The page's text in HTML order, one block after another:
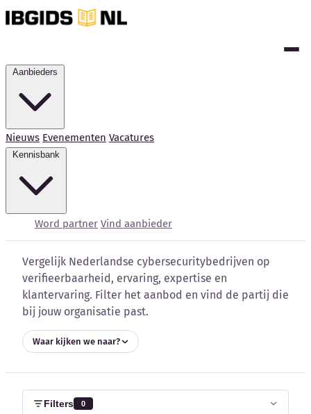
Nieuws Evenementen Vacatures
Word partner Vind aanbieder
Kennisbank
Blog
Externe bronnen
vergelijken
Vergelijk Nederlandse cybersecuritybedrijven op
verifieerbaarheid, ervaring, expertise en
klantervaring. Filter het aanbod en vind de partij die
bij jouw organisatie past.
Waar kijken we naar?
Filters 0